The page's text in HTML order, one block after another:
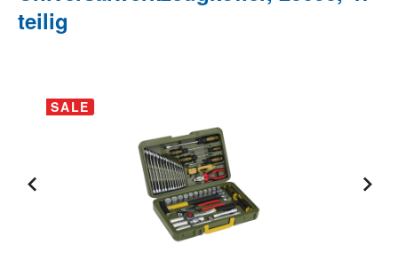
teilig
Bildergalerie überspringen
SALE